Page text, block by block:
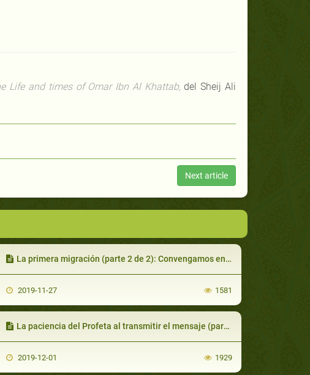
Life and times of Omar Ibn Al Khattab, del Sheij Ali
Next article
La primera migración (parte 2 de 2): Convengamos en una creencia común
2019-11-27 1581
La paciencia del Profeta al transmitir el mensaje (parte 1 de 2): Los seguidores de Muhammad son pacientes
2019-12-01 1929